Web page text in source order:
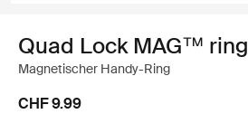
Quad Lock MAG™ ring
Magnetischer Handy-Ring
CHF 9.99